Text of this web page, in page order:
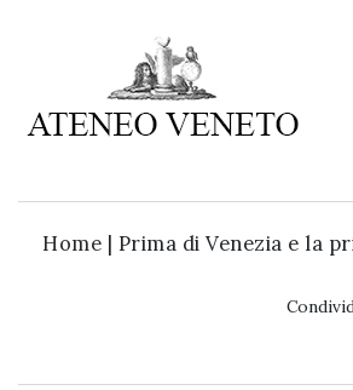
Home | Prima di Venezia e la
Ateneo
è
cultura